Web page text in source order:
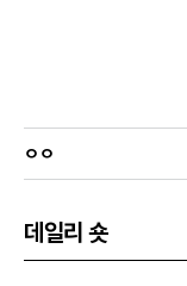
ㅇㅇ
데일리 숏